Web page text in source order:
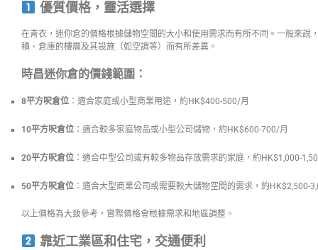
優質價格，靈活選擇
在青衣，迷你倉的價格根據儲物空間的大小和使用需求而有所不同。一般來說
積、倉庫的樓層及其設施（如空調等）而有所差異。
時昌迷你倉的價錢範圍：
8平方呎倉位 ：適合家庭或小型商業用途，約HK$400-500/月
10平方呎倉位 ：適合較多家庭物品或小型公司儲物，約HK$600-700/月
20平方呎倉位 ：適合中型公司或有較多物品存放需求的家庭，約HK$1,000-
50平方呎倉位 ：適合大型商業公司或需要較大儲物空間的需求，約HK$2,500-
以上價格為大致參考，實際價格會根據需求和地區調整。
靠近工業區和住宅，交通便利